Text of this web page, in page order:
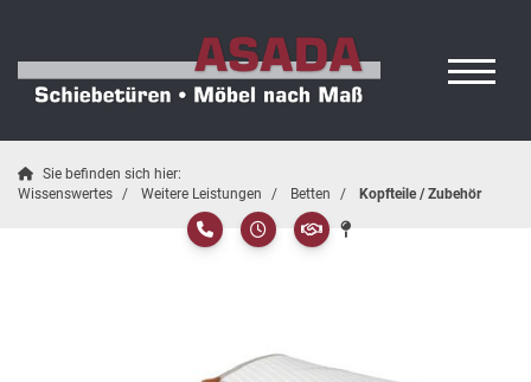
Sie befinden sich hier:
Wissenswertes
Weitere Leistungen Betten Kopfteile / Zubehör